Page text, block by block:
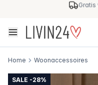
Gratis
Home Woonaccessoires
SALE -28%